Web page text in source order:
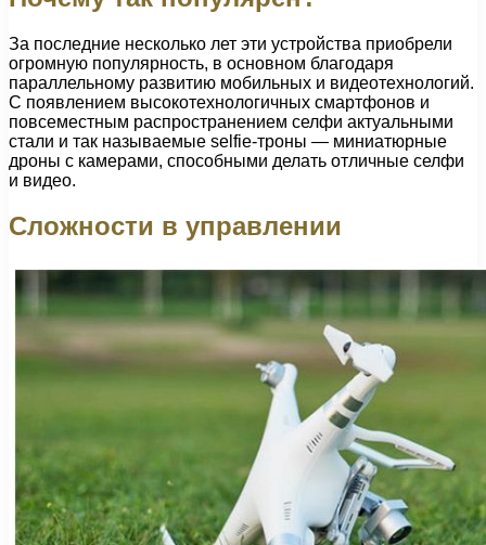
За последние несколько лет эти устройства приобрели
огромную популярность, в основном благодаря
параллельному развитию мобильных и видеотехнологий.
С появлением высокотехнологичных смартфонов и
повсеместным распространением селфи актуальными
стали и так называемые selfie-троны — миниатюрные
дроны с камерами, способными делать отличные селфи
и видео.
Сложности в управлении